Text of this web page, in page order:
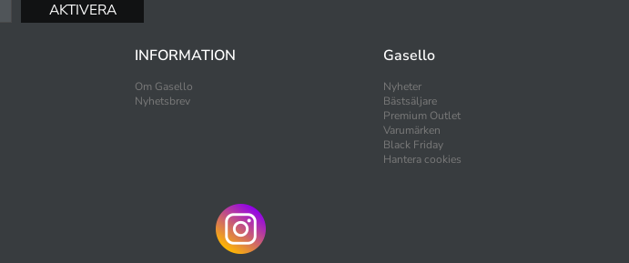
INFORMATION
Om Gasello
Nyhetsbrev
Gasello
Nyheter
Bästsäljare
Premium Outlet
Varumärken
Black Friday
Hantera cookies